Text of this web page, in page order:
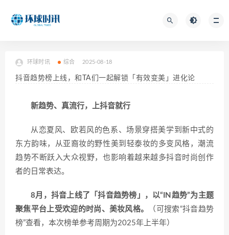
环球时讯 综合 2025-08-18
抖音趋势榜上线，和TA们一起解锁「有效变美」进化论
新趋势、真流行，上抖音就行
从恋夏风、欧若风的色系、场景穿搭美学到新中式的
东方韵味，从亚裔妆的野性美到轻泰妆的多变风格，潮流
趋势不断跃入大众视野，也影响着越来越多抖音时尚创作
者的日常表达。
8月，抖音上线了「抖音趋势榜」，以“IN趋势”为主题
聚焦平台上受欢迎的时尚、美妆风格。
（可搜索“抖音趋势
榜”查看，本次榜单参考周期为2025年上半年）